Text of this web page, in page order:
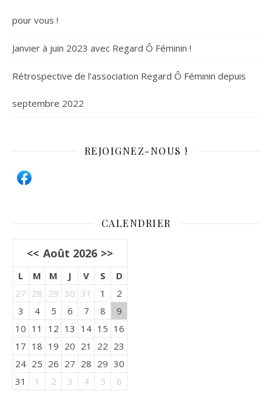
pour vous !
Janvier à juin 2023 avec Regard Ô Féminin !
Rétrospective de l’association Regard Ô Féminin depuis
septembre 2022
REJOIGNEZ-NOUS !
CALENDRIER
<< Août 2026 >>
L M M J V S
D
27 28 29 30 31 1
2
3
4 5 6 7 8
9
10 11 12 13 14 15 16
17 18 19 20 21 22 23
24 25 26 27 28 29 30
31
1 2 3 4 5 6